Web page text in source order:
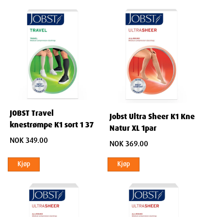
Dimensjoner
Width
Height
Depth
JOBST Travel
knestrømpe K1 sort 1 37
NOK 349.00
Kjøp
Jobst Ultra Sheer K1 Kne
Natur XL 1par
NOK 369.00
Kjøp